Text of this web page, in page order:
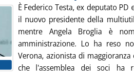
È Federico Testa, ex deputato PD
il nuovo presidente della
mentre Angela Broglia è
amministrazione. Lo ha reso
Verona, azionista di
che l'assemblea dei soci ha